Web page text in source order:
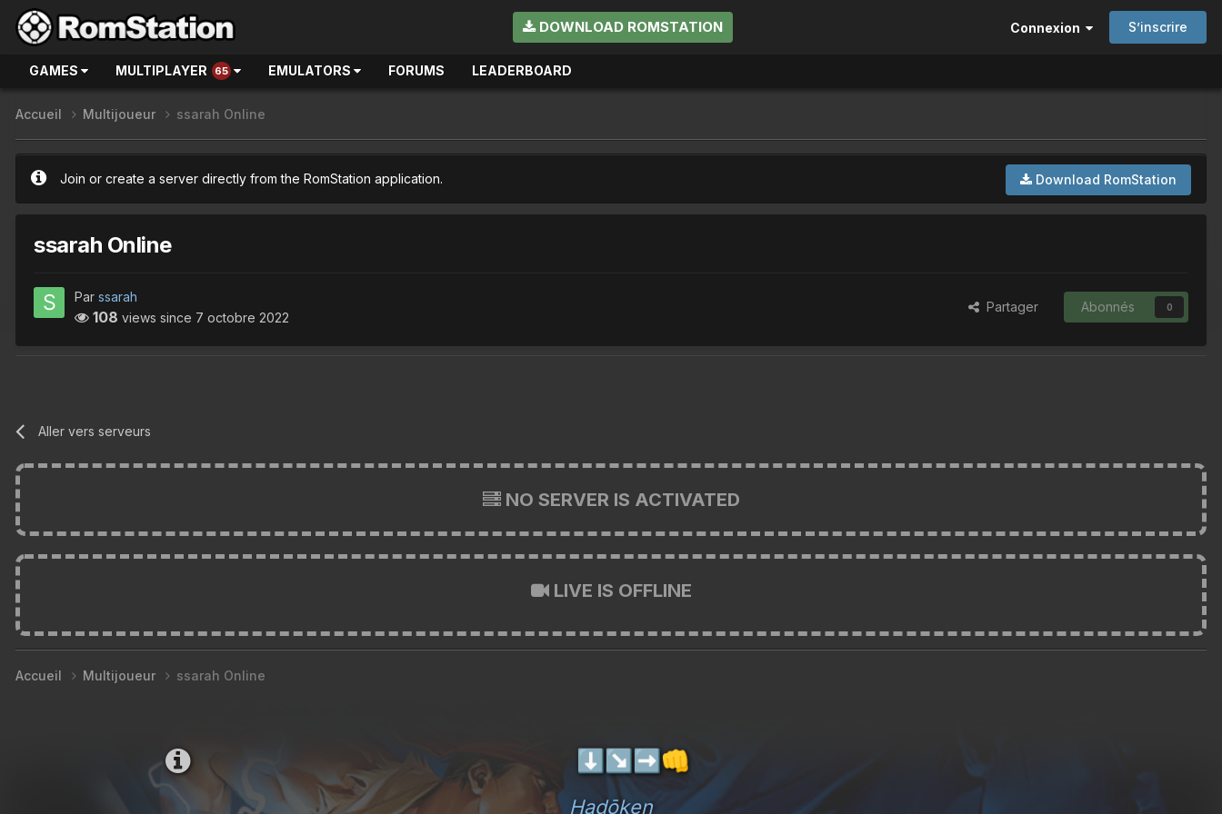
DOWNLOAD ROMSTATION Connexion S’inscrire
GAMES MULTIPLAYER 65 EMULATORS FORUMS LEADERBOARD
Accueil Multijoueur ssarah Online
Download RomStation
Join or create a server directly from the RomStation application.
ssarah Online
Par ssarah
108 views since 7 octobre 2022
Partager Abonnés 0
Aller vers serveurs
NO SERVER IS ACTIVATED
LIVE IS OFFLINE
Accueil Multijoueur ssarah Online
⬇️ ↘️ ➡️ 👊
Hadōken